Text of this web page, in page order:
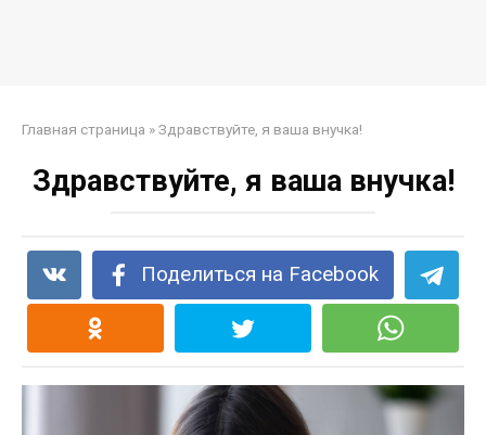
Главная страница »Здравствуйте, я ваша внучка!
Здравствуйте, я ваша внучка!
Поделиться на Facebook